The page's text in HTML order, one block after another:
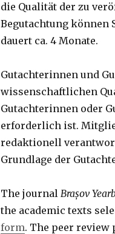
die Qualität der zu
Begutachtung können
dauert ca. 4 Monate.
Gutachterinnen und
wissenschaftlichen
Gutachterinnen oder
erforderlich ist.
redaktionell
Grundlage der
The journal Brașov
the academic texts
form. The peer review